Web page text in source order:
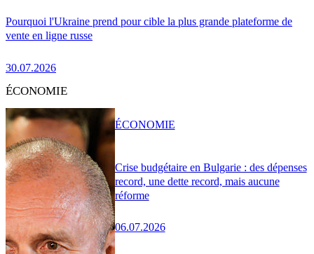
Pourquoi l'Ukraine prend pour cible la plus grande plateforme de
vente en ligne russe
30.07.2026
ÉCONOMIE
Crise budgétaire en Bulgarie : des dépenses
record, une dette record, mais aucune
réforme
06.07.2026
ÉCONOMIE